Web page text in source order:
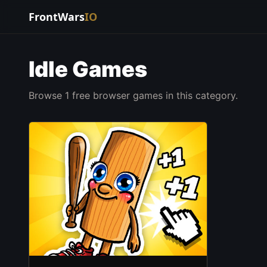
FrontWarsIO
Idle Games
Browse 1 free browser games in this category.